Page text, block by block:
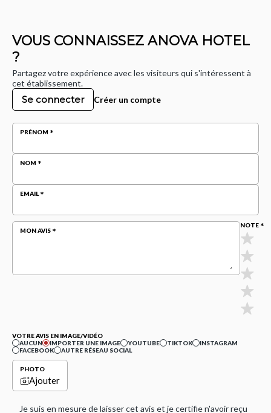
VOUS CONNAISSEZ ANOVA HOTEL
?
Partagez votre expérience avec les visiteurs qui s'intéressent à
cet établissement.
Se connecter Créer un compte
PRÉNOM
NOM
EMAIL
MON AVIS
NOTE
VOTRE AVIS EN IMAGE/VIDÉO
AUCUN
IMPORTER UNE IMAGE YOUTUBE TIKTOK
INSTAGRAM
FACEBOOK
AUTRE RÉSEAU SOCIAL
PHOTO
Ajouter
Je suis en mesure de laisser cet avis et je certifie n'avoir reçu